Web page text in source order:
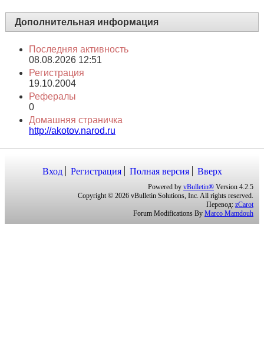
Дополнительная информация
Последняя активность
08.08.2026 12:51
Регистрация
19.10.2004
Рефералы
0
Домашняя страничка
http://akotov.narod.ru
Вход Регистрация Полная версия Вверх
Powered by vBulletin® Version 4.2.5
Copyright © 2026 vBulletin Solutions, Inc. All rights reserved.
Перевод: zCarot
Forum Modifications By Marco Mamdouh